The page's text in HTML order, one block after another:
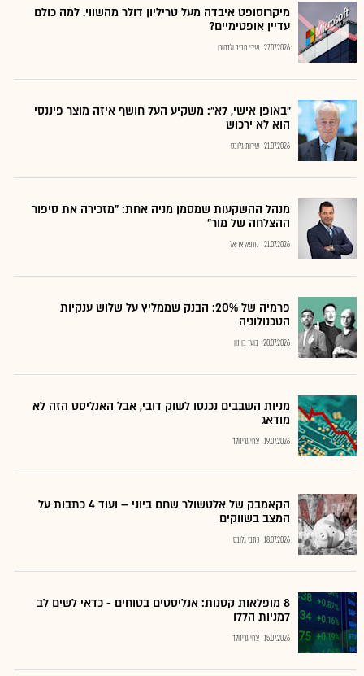
מיקרוסופט איבדה מעל טריליון דולר מהשווי. למה כולם
עדיין אופטימיים?
27.07.2026 שירי חביב ולדהורן
"באופן אישי, לא": משקיע העל חושף איזה מוצר פיננסי
הוא לא ירכוש
21.07.2026 שירות גלובס
מנהל ההשקעות שמסמן מניה אחת: "מזכירה את סיפור
ההצלחה של מור"
21.07.2026 נתנאל אריאל
פרמיה של 20%: הבנק שממליץ על שלוש ענקיות
הטכנולוגיה
20.07.2026 בועז בן נון
מניות השבבים נכנסו לשוק דובי, אבל האנליסט הזה לא
מודאג
19.07.2026 צחי גרינולד
הקאמבק של אלטשולר שחם ביוני – ועוד 4 כתבות על
המצב בשווקים
18.07.2026 כתבי גלובס
8 מופלאות קטנות: אנליסטים בטוחים - כדאי לשים לב
למניות הללו
15.07.2026 צחי גרינולד